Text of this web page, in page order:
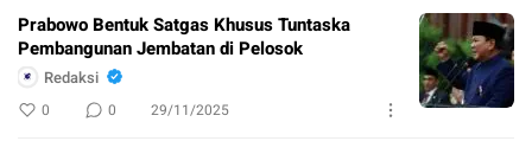
Prabowo Bentuk Satgas Khusus Tuntaska
Pembangunan Jembatan di Pelosok
Redaksi
0 0 29/11/2025